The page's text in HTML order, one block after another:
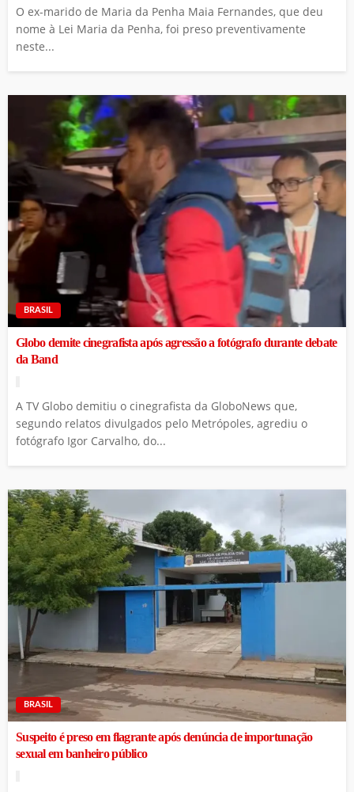
O ex-marido de Maria da Penha Maia Fernandes, que deu
nome à Lei Maria da Penha, foi preso preventivamente
neste...
BRASIL
Globo demite cinegrafista após agressão a fotógrafo durante debate
da Band
A TV Globo demitiu o cinegrafista da GloboNews que,
segundo relatos divulgados pelo Metrópoles, agrediu o
fotógrafo Igor Carvalho, do...
BRASIL
Suspeito é preso em flagrante após denúncia de importunação
sexual em banheiro público